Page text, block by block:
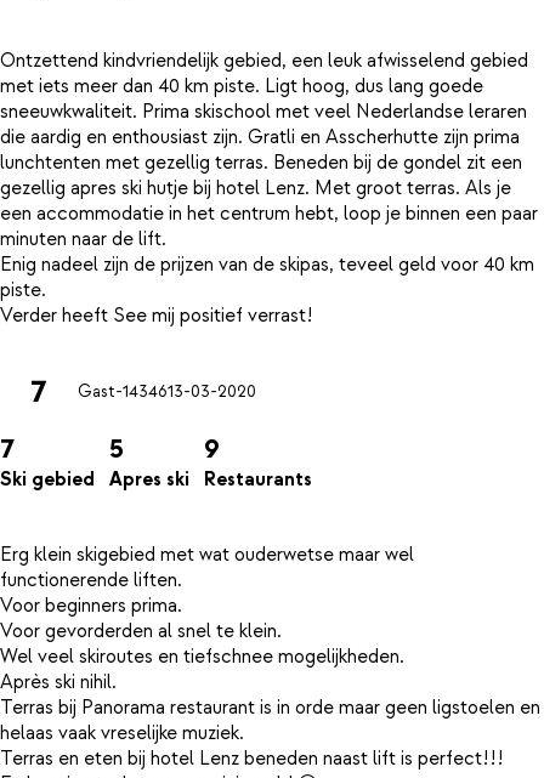
Ontzettend kindvriendelijk gebied, een leuk afwisselend gebied
met iets meer dan 40 km piste. Ligt hoog, dus lang goede
sneeuwkwaliteit. Prima skischool met veel Nederlandse leraren
die aardig en enthousiast zijn. Gratli en Asscherhutte zijn prima
lunchtenten met gezellig terras. Beneden bij de gondel zit een
gezellig apres ski hutje bij hotel Lenz. Met groot terras. Als je
een accommodatie in het centrum hebt, loop je binnen een paar
minuten naar de lift.
Enig nadeel zijn de prijzen van de skipas, teveel geld voor 40 km
piste.
7 Gast-1434613-03-2020
7
Ski gebied
5
Apres ski
9
Restaurants
Erg klein skigebied met wat ouderwetse maar wel
functionerende liften.
Voor beginners prima.
Voor gevorderden al snel te klein.
Wel veel skiroutes en tiefschnee mogelijkheden.
Après ski nihil.
Terras bij Panorama restaurant is in orde maar geen ligstoelen en
helaas vaak vreselijke muziek.
Terras en eten bij hotel Lenz beneden naast lift is perfect!!!